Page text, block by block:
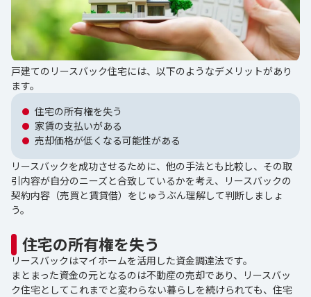
戸建てのリースバック住宅には、以下のようなデメリットがあり
ます。
住宅の所有権を失う
家賃の支払いがある
売却価格が低くなる可能性がある
リースバックを成功させるために、他の手法とも比較し、その取
引内容が自分のニーズと合致しているかを考え、リースバックの
契約内容（売買と賃貸借）をじゅうぶん理解して判断しましょ
う。
住宅の所有権を失う
リースバックはマイホームを活用した資金調達法です。
まとまった資金の元となるのは不動産の売却であり、リースバッ
ク住宅としてこれまでと変わらない暮らしを続けられても、住宅